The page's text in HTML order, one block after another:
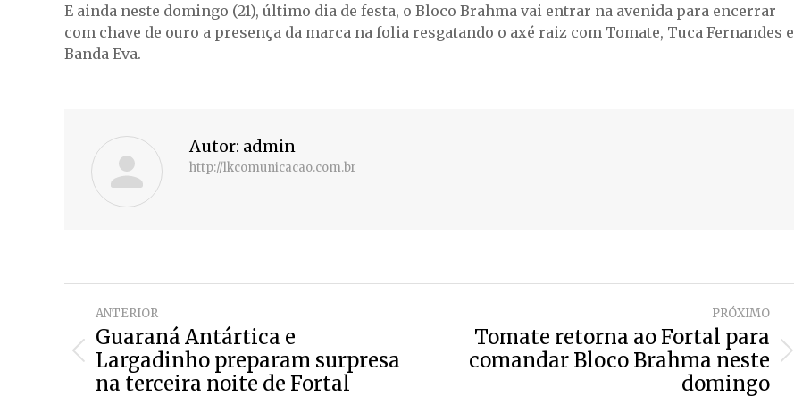
E ainda neste domingo (21), último dia de festa, o Bloco Brahma vai entrar na avenida para encerrar
com chave de ouro a presença da marca na folia resgatando o axé raiz com Tomate, Tuca Fernandes e
Banda Eva.
Autor: admin
http://lkcomunicacao.com.br
Navegação
de
post:
ANTERIOR
Post
anterior:
Guaraná Antártica e
Largadinho preparam surpresa
na terceira noite de Fortal
PRÓXIMO
Próximo
Tomate retorna ao Fortal para
comandar Bloco Brahma neste
domingo